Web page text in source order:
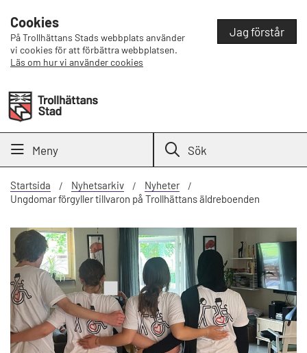
Cookies
På Trollhättans Stads webbplats använder
vi cookies för att förbättra webbplatsen.
Läs om hur vi använder cookies
Jag förstår
Meny Sök
Startsida Nyhetsarkiv
Nyheter
Ungdomar förgyller tillvaron på Trollhättans äldreboenden